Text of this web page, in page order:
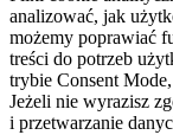
analizować, jak
możemy poprawiać
treści do potrzeb
trybie Consent
Jeżeli nie wyrazisz
i przetwarzanie